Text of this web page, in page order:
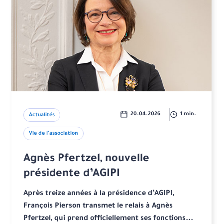
Actualités
Vie de l'association
20.04.2026 1 min.
Agnès Pfertzel, nouvelle
présidente d’AGIPI
Après treize années à la présidence d’AGIPI,
François Pierson transmet le relais à Agnès
Pfertzel, qui prend officiellement ses fonctions...